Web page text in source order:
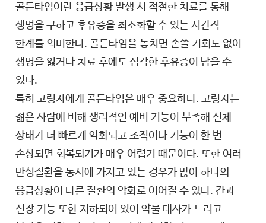
골든타임이란 응급상황 발생 시 적절한 치료를 통해
생명을 구하고 후유증을 최소화할 수 있는 시간적
한계를 의미한다. 골든타임을 놓치면 손쓸 기회도 없이
생명을 잃거나 치료 후에도 심각한 후유증이 남을 수
있다.
특히 고령자에게 골든타임은 매우 중요하다. 고령자는
젊은 사람에 비해 생리적인 예비 기능이 부족해 신체
상태가 더 빠르게 악화되고 조직이나 기능이 한 번
손상되면 회복되기가 매우 어렵기 때문이다. 또한 여러
만성질환을 동시에 가지고 있는 경우가 많아 하나의
응급상황이 다른 질환의 악화로 이어질 수 있다. 간과
신장 기능 또한 저하되어 있어 약물 대사가 느리고